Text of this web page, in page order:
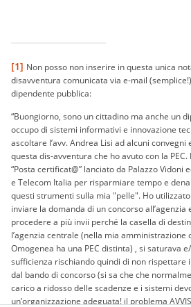
[1] Non posso non inserire in questa unica
disavventura comunicata via e-mail
dipendente pubblica:
“Buongiorno, sono un cittadino ma anche un
occupo di sistemi informativi e innovazione
ascoltare l’avv. Andrea Lisi ad alcuni convegni
questa dis-avventura che ho avuto con la
“Posta certificat@” lanciato da Palazzo Vidoni
e Telecom Italia per risparmiare tempo e
questi strumenti sulla mia "pelle". Ho
inviare la domanda di un concorso all’agenzia
procedere a più invii perché la casella di
l’agenzia centrale (nella mia amministrazione
Omogenea ha una PEC distinta) , si saturava
sufficienza rischiando quindi di non rispettare
dal bando di concorso (si sa che che
carico a ridosso delle scadenze e i sistemi
un’organizzazione adeguata! il problema